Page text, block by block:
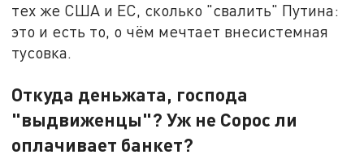
тех же США и ЕС, сколько "свалить" Путина:
это и есть то, о чём мечтает внесистемная
тусовка.
Откуда деньжата, господа
"выдвиженцы"? Уж не Сорос ли
оплачивает банкет?